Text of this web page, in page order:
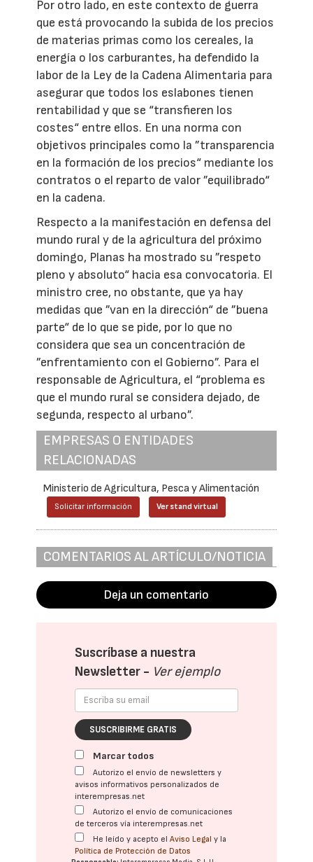
Por otro lado, en este contexto de guerra
que está provocando la subida de los precios
de materias primas como los cereales, la
energía o los carburantes, ha defendido la
labor de la Ley de la Cadena Alimentaria para
asegurar que todos los eslabones tienen
rentabilidad y que se “transfieren los
costes“ entre ellos. En una norma con
objetivos principales como la ”transparencia
en la formación de los precios“ mediante los
contratos o el reparto de valor ”equilibrado“
en la cadena.
Respecto a la manifestación en defensa del
mundo rural y de la agricultura del próximo
domingo, Planas ha mostrado su ”respeto
pleno y absoluto“ hacia esa convocatoria. El
ministro cree, no obstante, que ya hay
medidas que ”van en la dirección“ de ”buena
parte“ de lo que se pide, por lo que no
considera que sea un concentración de
”enfrentamiento con el Gobierno”. Para el
responsable de Agricultura, el “problema es
que el mundo rural se considera dejado, de
segunda, respecto al urbano”.
EMPRESAS O ENTIDADES
RELACIONADAS
Ministerio de Agricultura, Pesca y Alimentación
Solicitar información Ver stand virtual
COMENTARIOS AL ARTÍCULO/NOTICIA
Deja un comentario
Suscríbase a nuestra
Newsletter - Ver ejemplo
SUSCRIBIRME GRATIS
Marcar todos
Autorizo el envío de newsletters y
avisos informativos personalizados de
interempresas.net
Autorizo el envío de comunicaciones
de terceros vía interempresas.net
He leído y acepto elAviso Legal y la
Política de Protección de Datos